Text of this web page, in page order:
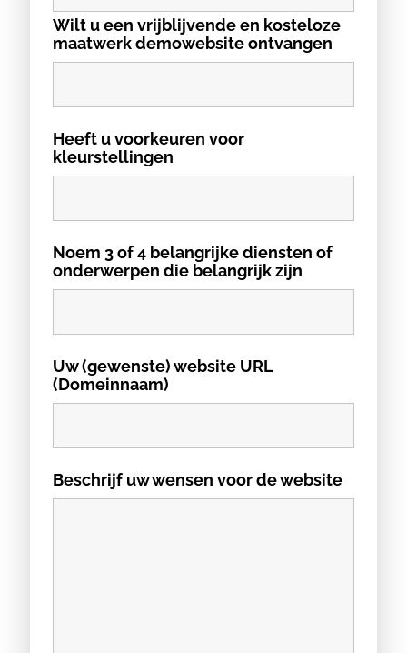
Wilt u een vrijblijvende en kosteloze
maatwerk demowebsite ontvangen
Heeft u voorkeuren voor
kleurstellingen
Noem 3 of 4 belangrijke diensten of
onderwerpen die belangrijk zijn
Uw (gewenste) website URL
(Domeinnaam)
Beschrijf uw wensen voor de website